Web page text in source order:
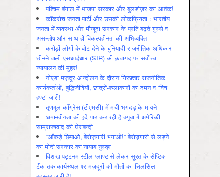
पश्चिम बंगाल में भाजपा सरकार और बुलडोज़र का आतंक!
कॉकरोच जनता पार्टी और उसकी लोकप्रियता : भारतीय
जनता में व्‍यवस्‍था और मौजूदा सरकार के प्रति बढ़ते गुस्‍से व
असन्‍तोष और साथ ही विकल्‍पहीनता की अभिव्‍यक्ति
करोड़ों लोगों के वोट देने के बुनियादी राजनीतिक अधिकार
छीनने वाली एसआईआर (SIR) की क़वायद पर सर्वोच्च
न्यायालय की मुहर!
नोएडा मज़दूर आन्दोलन के दौरान गिरफ़्तार राजनीतिक
कार्यकर्ताओं, बुद्धिजीवियों, छात्रों-कलाकारों का दमन व ‘विच
हण्ट’ जारी!
तृणमूल काँग्रेस (टीएमसी) में मची भगदड़ के मायने
अमानवीयता की हदें पार कर रही है क्यूबा में अमेरिकी
साम्राज्यवाद की घेराबन्दी
“आँकड़े छिपाओ, बेरोज़गारी भगाओ!” बेरोज़गारी से लड़ने
का मोदी सरकार का नायाब नुस्ख़ा
विशाखापट्टनम स्टील प्लाण्ट से लेकर सूरत के सेप्टिक
टैंक तक कार्यस्थल पर मज़दूरों की मौतों का सिलसिला